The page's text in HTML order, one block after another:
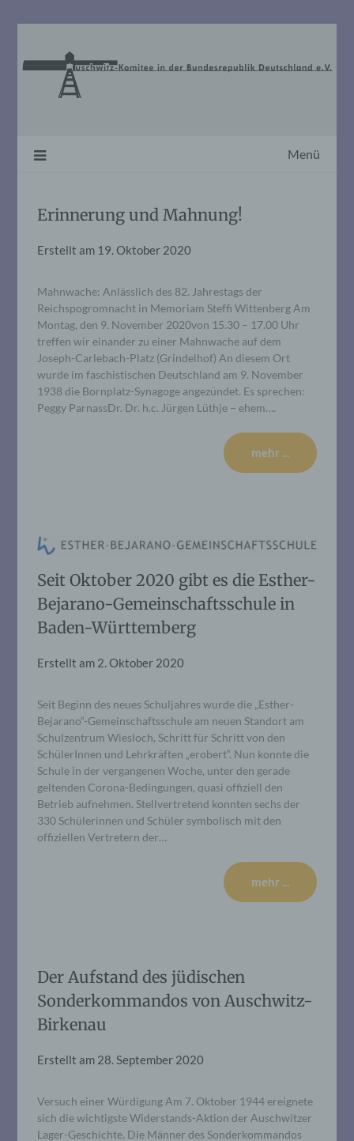
Menü
Erinnerung und Mahnung!
Erstellt am 19. Oktober 2020
Mahnwache: Anlässlich des 82. Jahrestags der
Reichspogromnacht in Memoriam Steffi Wittenberg Am
Montag, den 9. November 2020von 15.30 – 17.00 Uhr
treffen wir einander zu einer Mahnwache auf dem
Joseph-Carlebach-Platz (Grindelhof) An diesem Ort
wurde im faschistischen Deutschland am 9. November
1938 die Bornplatz-Synagoge angezündet. Es sprechen:
Peggy ParnassDr. Dr. h.c. Jürgen Lüthje – ehem….
mehr ...
Seit Oktober 2020 gibt es die Esther-
Bejarano-Gemeinschaftsschule in
Baden-Württemberg
Erstellt am 2. Oktober 2020
Seit Beginn des neues Schuljahres wurde die „Esther-
Bejarano“-Gemeinschaftsschule am neuen Standort am
Schulzentrum Wiesloch, Schritt für Schritt von den
SchülerInnen und Lehrkräften „erobert“. Nun konnte die
Schule in der vergangenen Woche, unter den gerade
geltenden Corona-Bedingungen, quasi offiziell den
Betrieb aufnehmen. Stellvertretend konnten sechs der
330 Schülerinnen und Schüler symbolisch mit den
offiziellen Vertretern der…
mehr ...
Der Aufstand des jüdischen
Sonderkommandos von Auschwitz-
Birkenau
Erstellt am 28. September 2020
Versuch einer Würdigung Am 7. Oktober 1944 ereignete
sich die wichtigste Widerstands-Aktion der Auschwitzer
Lager-Geschichte. Die Männer des Sonderkommandos